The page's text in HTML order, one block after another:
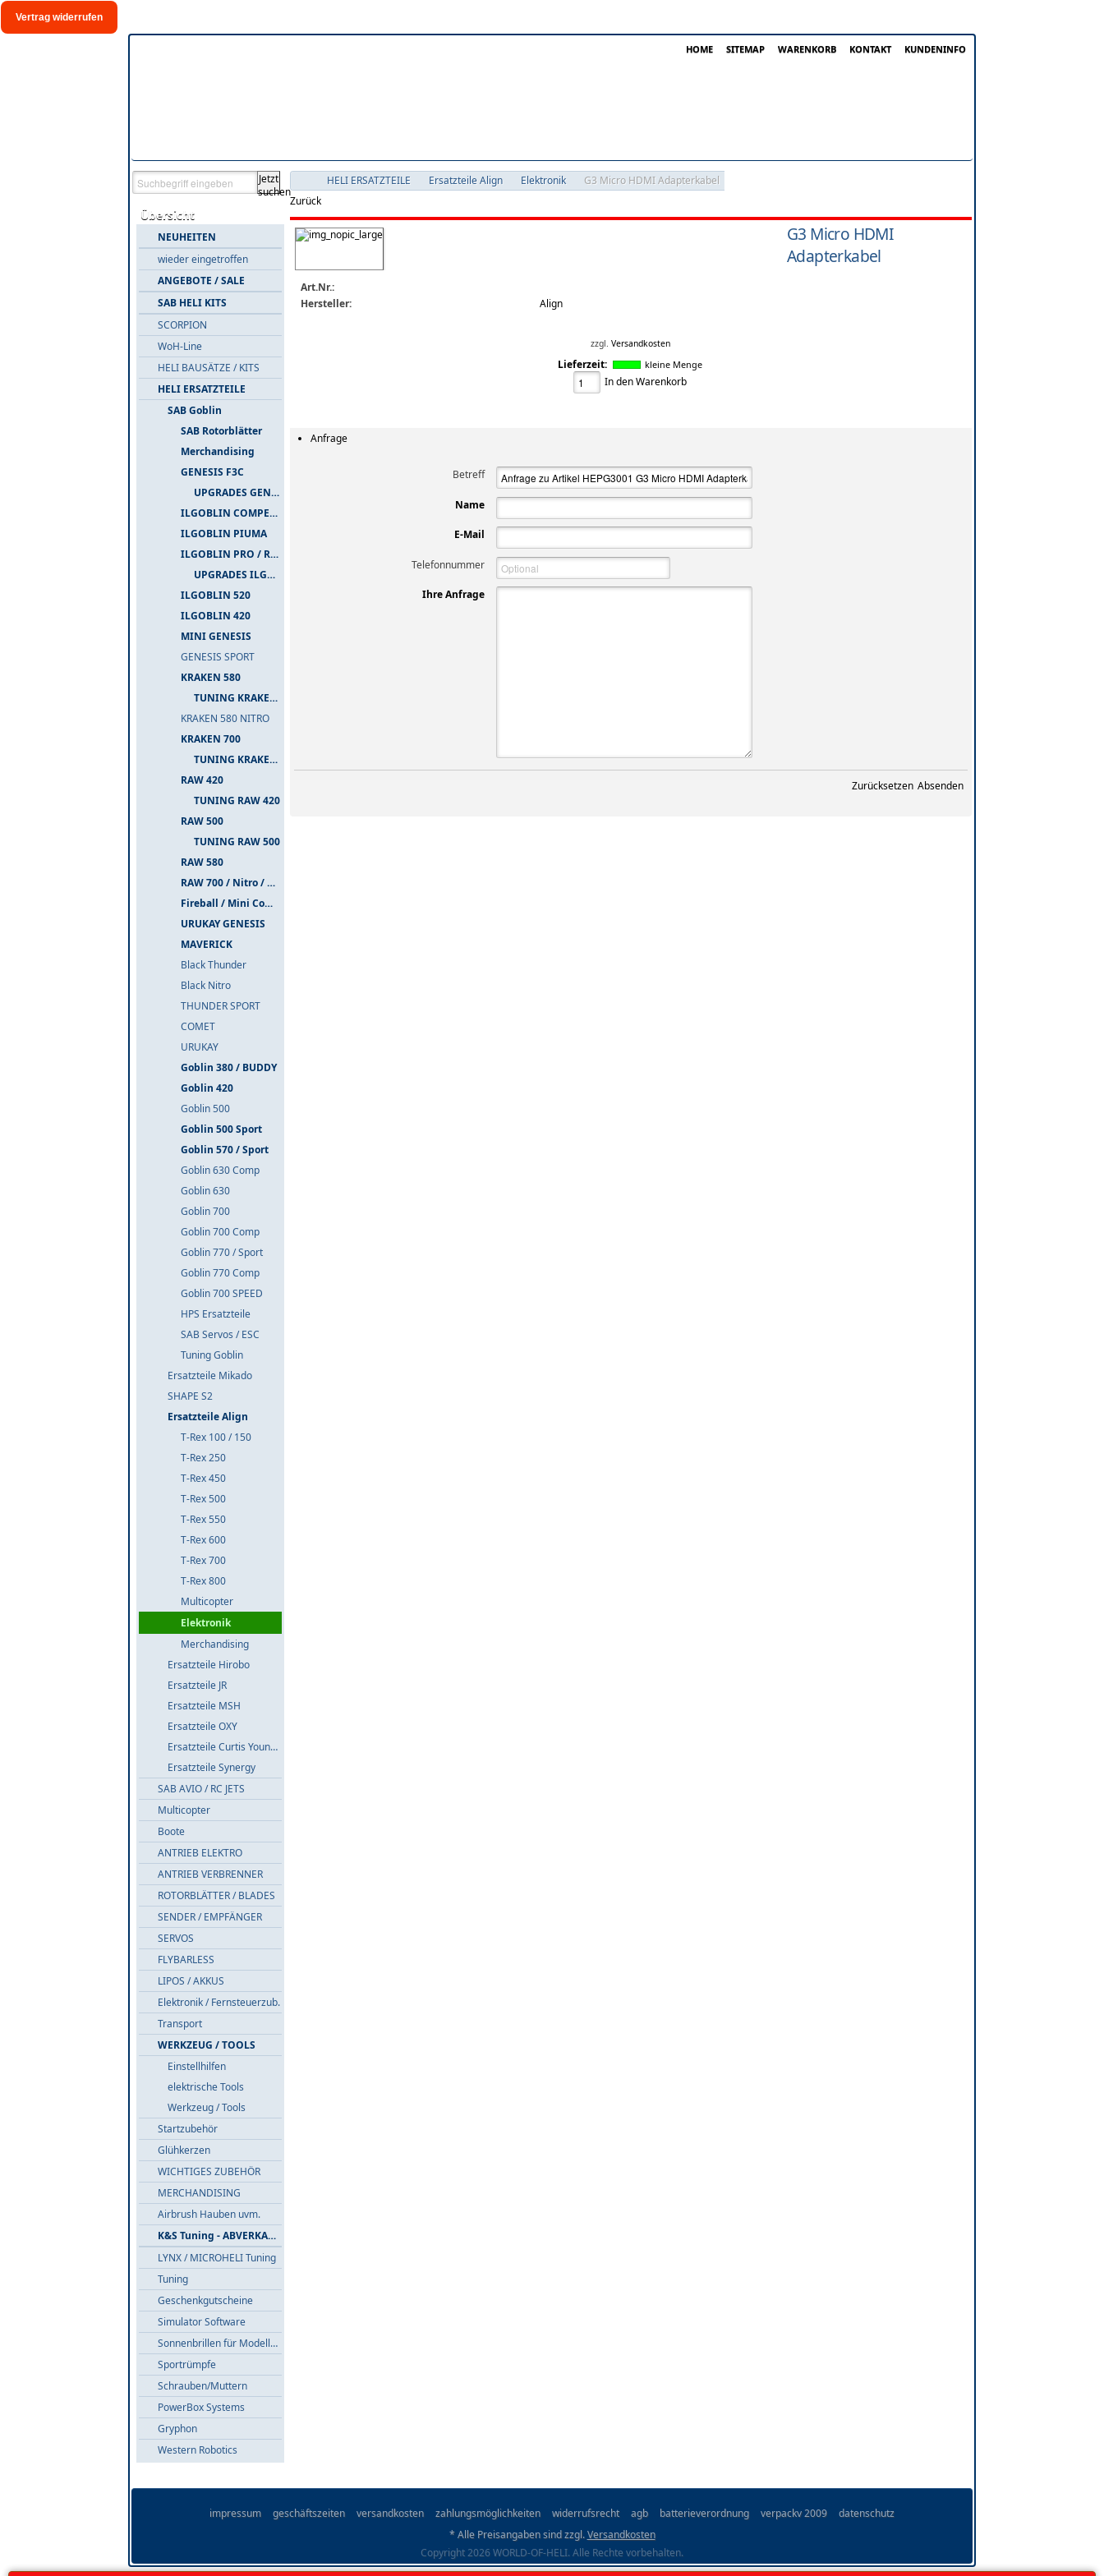
Vertrag widerrufen
HOME SITEMAP WARENKORB KONTAKT KUNDENINFO
Jetzt
suchen
Übersicht
NEUHEITEN
wieder eingetroffen
ANGEBOTE / SALE
SAB HELI KITS
SCORPION
WoH-Line
HELI BAUSÄTZE / KITS
HELI ERSATZTEILE
SAB Goblin
SAB Rotorblätter
Merchandising
GENESIS F3C
UPGRADES GENESIS F3C
ILGOBLIN COMPETIZIONE
ILGOBLIN PIUMA
ILGOBLIN PRO / RAW 700
UPGRADES ILGOBLIN PRO / RAW 700
ILGOBLIN 520
ILGOBLIN 420
MINI GENESIS
GENESIS SPORT
KRAKEN 580
TUNING KRAKEN 580
KRAKEN 580 NITRO
KRAKEN 700
TUNING KRAKEN 700
RAW 420
TUNING RAW 420
RAW 500
TUNING RAW 500
RAW 580
RAW 700 / Nitro / PIUMA
Fireball / Mini Comet
URUKAY GENESIS
MAVERICK
Black Thunder
Black Nitro
THUNDER SPORT
COMET
URUKAY
Goblin 380 / BUDDY
Goblin 420
Goblin 500
Goblin 500 Sport
Goblin 570 / Sport
Goblin 630 Comp
Goblin 630
Goblin 700
Goblin 700 Comp
Goblin 770 / Sport
Goblin 770 Comp
Goblin 700 SPEED
HPS Ersatzteile
SAB Servos / ESC
Tuning Goblin
Ersatzteile Mikado
SHAPE S2
Ersatzteile Align
T-Rex 100 / 150
T-Rex 250
T-Rex 450
T-Rex 500
T-Rex 550
T-Rex 600
T-Rex 700
T-Rex 800
Multicopter
Elektronik
Merchandising
Ersatzteile Hirobo
Ersatzteile JR
Ersatzteile MSH
Ersatzteile OXY
Ersatzteile Curtis Youngblood
Ersatzteile Synergy
SAB AVIO / RC JETS
Multicopter
Boote
ANTRIEB ELEKTRO
ANTRIEB VERBRENNER
ROTORBLÄTTER / BLADES
SENDER / EMPFÄNGER
SERVOS
FLYBARLESS
LIPOS / AKKUS
Elektronik / Fernsteuerzub.
Transport
WERKZEUG / TOOLS
Einstellhilfen
elektrische Tools
Werkzeug / Tools
Startzubehör
Glühkerzen
WICHTIGES ZUBEHÖR
MERCHANDISING
Airbrush Hauben uvm.
K&S Tuning - ABVERKAUF
LYNX / MICROHELI Tuning
Tuning
Geschenkgutscheine
Simulator Software
Sonnenbrillen für Modellflieger
Sportrümpfe
Schrauben/Muttern
PowerBox Systems
Gryphon
Western Robotics
HELI ERSATZTEILE Ersatzteile Align Elektronik
G3 Micro HDMI Adapterkabel
Zurück
Art.Nr.:
Hersteller:
Align
G3 Micro HDMI
Adapterkabel
zzgl. Versandkosten
Lieferzeit: kleine Menge
In den Warenkorb
Anfrage
Betreff
Name
E-Mail
Telefonnummer
Ihre Anfrage
Zurücksetzen Absenden
impressum geschäftszeiten versandkosten zahlungsmöglichkeiten widerrufsrecht agb batterieverordnung verpackv 2009
datenschutz
* Alle Preisangaben sind zzgl.Versandkosten
Copyright 2026 WORLD-OF-HELI. Alle Rechte vorbehalten.